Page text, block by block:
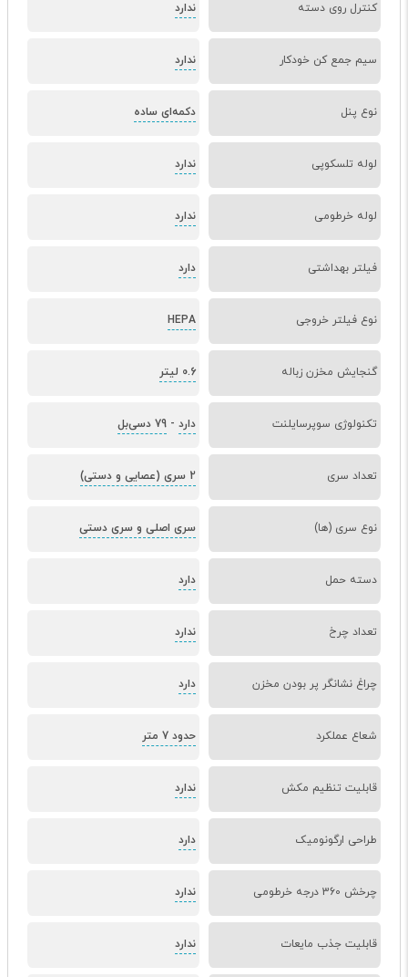
کنترل روی دسته ندارد
سیم جمع کن خودکار ندارد
نوع پنل دکمه‌ای ساده
لوله تلسکوپی ندارد
لوله خرطومی ندارد
فیلتر بهداشتی دارد
نوع فیلتر خروجی HEPA
گنجایش مخزن زباله 0.6 لیتر
تکنولوژی سوپرسایلنت دارد - 79 دسی‌بل
تعداد سری 2 سری (عصایی و دستی)
نوع سری (ها) سری اصلی و سری دستی
دسته حمل دارد
تعداد چرخ ندارد
چراغ نشانگر پر بودن مخزن دارد
شعاع عملکرد حدود 7 متر
قابلیت تنظیم مکش ندارد
طراحی ارگونومیک دارد
چرخش 360 درجه خرطومی ندارد
قابلیت جذب مایعات ندارد